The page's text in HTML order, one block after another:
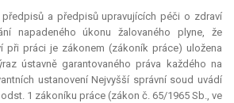
předpisů a předpisů upravujících péči o zdraví
napadeného úkonu žalovaného plyne, že
při práci je zákonem (zákoník práce) uložena
ústavně garantovaného práva každého na
ustanovení Nejvyšší správní soud uvádí
1 zákoníku práce (zákon č. 65/1965 Sb., ve